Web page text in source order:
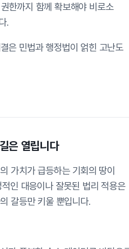
한까지 함께 확보해야 비로소
.
은 민법과 행정법이 얽힌 고난도
은 열립니다
가치가 급등하는 기회의 땅이
인 대응이나 잘못된 법리 적용은
갈등만 키울 뿐입니다.